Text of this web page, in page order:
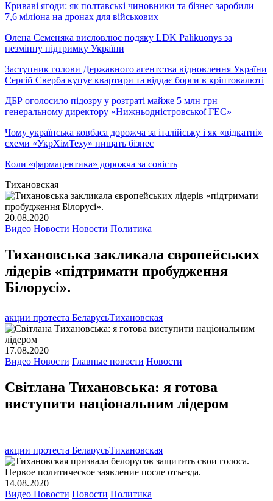
Криваві ягоди: як полтавські чиновники та бізнес заробили
7,6 міліона на дронах для військових
Олена Семеняка висловлює подяку LDK Palikuonys за
незмінну підтримку України
Заступник голови Державного агентства відновлення України
Сергій Сверба купує квартири та віддає борги в кріптовалюті
ДБР оголосило підозру у розтраті майже 5 млн грн
генеральному директору «Нижньодністровської ГЕС»
Чому українська ковбаса дорожча за італійську і як «відкатні»
схеми «УкрХімТеху» нищать бізнес
Коли «фармацевтика» дорожча за совість
Тихановская
20.08.2020
Видео Новости Новости Политика
Тихановська закликала європейських
лідерів «підтримати пробудження
Білорусі».
акции протеста БеларусьТихановская
17.08.2020
Видео Новости Главные новости Новости
Світлана Тихановська: я готова
виступити національним лідером
акции протеста БеларусьТихановская
14.08.2020
Видео Новости Новости Политика